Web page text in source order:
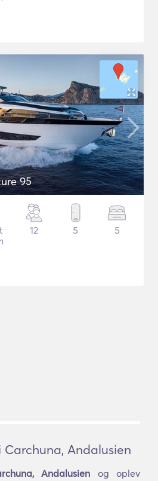
95
12 5 5
Andalusien
Andalusien og oplev